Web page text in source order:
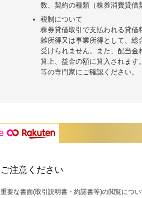
数、契約の種類（株券消費貸
税制について
株券貸借取引で支払われる貸
雑所得又は事業所得として、
受けられません。また、配当
算上、益金の額に算入されま
等の専門家にご確認ください。
ご注意ください
重要な書面(取引説明書・約諾書等)の閲覧につ